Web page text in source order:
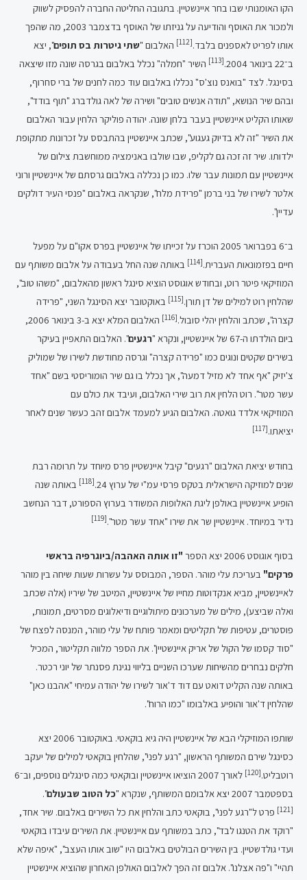
הקו האומנותי שבו בחר איינשטיין. בתגובה החליטה החברה להפסיק לשווק
ולמכור את האוסף והודיעה על גניזתו של האוסף בדצמבר 2003, מה שהפך
אותו לפריט לאספנים בלבד.[112] האלבום "שתי גיטרות בס תופים", יצא
ב־22 בינואר 2004.
[113]
השיר "חמלה" נכלל באלבום בגרסה שונה מזו שיצאה
בסינגל. לצד "בואנס נוצ'ס" נכללו באלבום עוד כמה לחנים של ברי סחרוף,
ובהם שיר הנושא, "תודה אנשים טובים" ושירה של לאה גולדברג "תוף בודד",
שאותו הקליט איינשטיין בעבר בלחן שונה. יהודה פוליקר הלחין עבור האלבום
את השיר "זה לא בדיוק געגוע", שכתב איינשטיין בהתבסס על זכרונות מתקופת
ילדותו. שיר זה זכה גם לקליפ, שבו שולבו באנימציה ממוחשבת צילום של
איינשטיין עם תמונות עבר שלו. כמו כן נכללה באלבום גרסתם של איינשטיין ורוני
אלטר לשירו של בני ברמן "פרידת מלח", שנקראה באלבום "פנסי העיר דולקים
עדיין".
ב־6 בפברואר 2005 הוכרז על זכייתו של איינשטיין בפרס אקו"ם על מפעל
חיים בפזמונאות העברית.[114]
באותה שנה החל בעבודה על אלבום משותף עם
המוזיקאי פיטר רוט, ובחודש אוגוסט הוציא סינגל ראשון מהאלבום, "משהו טוב",
שהלחין רוט למילים של דן תורן.[115]
באוקטובר יצא הסינגל השני, "פרידה
קצרה", שכתב והלחין יהלי סובול.[116]
האלבום המלא יצא ב-3 בינואר 2006,
ביום הולדתו ה-67 של איינשטיין, ונקרא "
רגעים". האלבום התאפיין בעיקר
בשירים שקטים ונוגים כמו "פרידה קצרה" וגרסה מחודשת לשירו של שמוליק
צ'יזיק "אף אחד לא מזיל דמעה", אך נכלל בו גם שיר הומוריסטי בשם "אחד
עשר מטר". רוט הלחין את רוב שירי האלבום, ועיבד את כולם עם
המוזיקאי אלדד גואטה. האלבום הגיע למעמד אלבום זהב כעשר שנים לאחר
יציאתו.[117]
בחודש יציאת האלבום "רגעים" קיבל איינשטיין פרס מיוחד על תרומה רבת
שנים למוזיקה הישראלית בטקס פרסי עמ"י של ערוץ 24.
[118]
באותה שנה
הופיע איינשטיין באולפן ליגת האלופות המשודר בערוץ הספורט, דבר הנחשב
נדיר במיוחד. איינשטיין שר את שירו "אחד עשר מטר".[119]
בסוף אוגוסט 2006 יצא הספר
"זו אותה האהבה/ביוגרפיה בראשי
פרקים" בעריכת עלי מוהר. הספר, המבוסס על עשרות שעות שיחה בין מוהר
לאיינשטיין, מביא אנקדוטות מחייו של איינשטיין, המיטב של שיריו (אלה שכתב
ואלה שביצע), מילים של מערכונים מיתולוגיים ודיאלוגים מסרטים, תמונות,
פוסטרים, עטיפות של תקליטים ומאמר פותח של עלי מוהר, המנסה לפצח של
"סוד קסמו של הקול של אריק איינשטיין". את הספר מלווה תקליטור, המכיל
חלקים נבחרים מהשיחות שערכו השניים בליווי נגינת פסנתר של יוני רכטר.
באותה שנה הקליט דואט עם דוד ד'אור לשירו של יהודה עמיחי "אהבנו כאן"
שהלחין ד'אור והופיע באלבומו "כמו הרוח".
שותפו המוזיקלי הבא של איינשטיין היה גיא בוקאטי. באוקטובר 2006 יצא
כסינגל שירם המשותף הראשון, "רגע לפני", שהלחין בוקאטי למילים של יעקב
רוטבליט.[120]
לאורך 2007 הוציאו איינשטיין ובוקאטי כמה סינגלים נוספים, וב־6
בספטמבר 2007 יצא אלבומם המשותף, שנקרא "
כל הטוב שבעולם".
[121]
פרט ל"רגע לפני", בוקאטי כתב והלחין את כל השירים באלבום. שיר אחד,
"רוקד את הטנגו לבד", כתב במשותף עם איינשטיין. את השירים עיבדו בוקאטי
ועדי גולדשטיין. בין השירים הבולטים באלבום היו "שוב אותו העצב", "איפה שלא
תהיי" ו"פה אצלנו". אלבום זה הפך לאלבום האולפן האחרון שהוציא איינשטיין